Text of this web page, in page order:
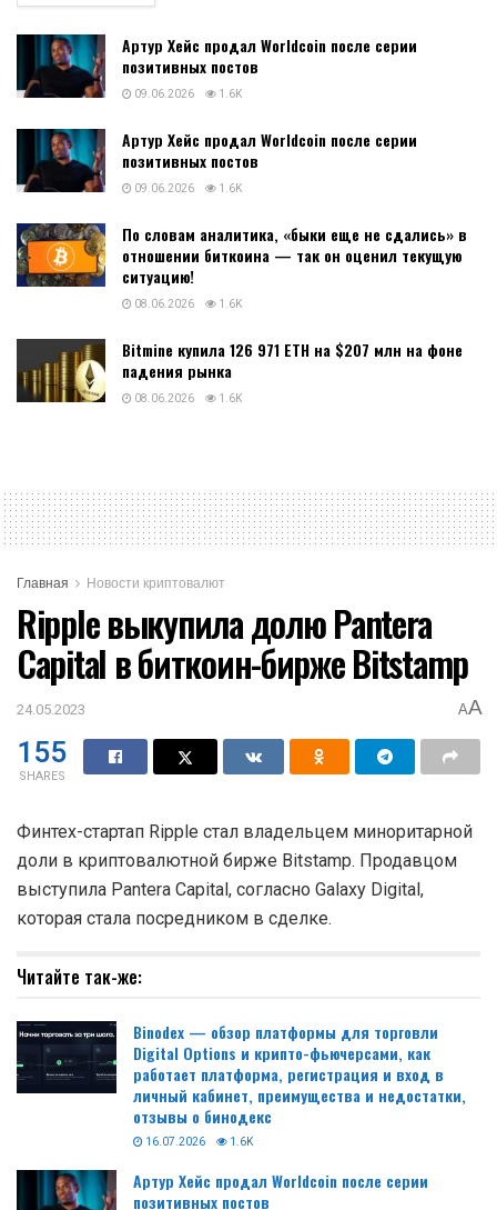
Артур Хейс продал Worldcoin после серии
позитивных постов
09.06.2026 1.6K
Артур Хейс продал Worldcoin после серии
позитивных постов
09.06.2026 1.6K
По словам аналитика, «быки еще не сдались» в
отношении биткоина — так он оценил текущую
ситуацию!
08.06.2026 1.6K
Bitmine купила 126 971 ETH на $207 млн на фоне
падения рынка
08.06.2026 1.6K
Главная Новости криптовалют
Ripple выкупила долю Pantera
Capital в биткоин-бирже Bitstamp
24.05.2023 AA
155
SHARES
Финтех-стартап Ripple стал владельцем миноритарной
доли в криптовалютной бирже Bitstamp. Продавцом
выступила Pantera Capital, согласно Galaxy Digital,
которая стала посредником в сделке.
Читайте так-же:
Binodex — обзор платформы для торговли
Digital Options и крипто-фьючерсами, как
работает платформа, регистрация и вход в
личный кабинет, преимущества и недостатки,
отзывы о бинодекс
16.07.2026 1.6K
Артур Хейс продал Worldcoin после серии
позитивных постов